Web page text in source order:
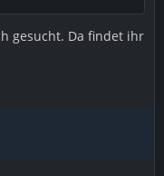
gesucht. Da findet ihr